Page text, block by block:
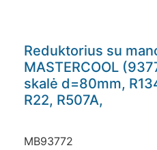
Reduktorius su
MASTERCOOL
skalė d=80mm,
R22, R507A,
MB93772